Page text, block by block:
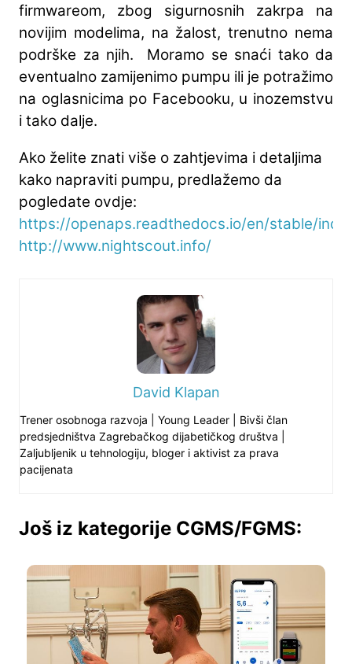
firmwareom, zbog sigurnosnih zakrpa na
novijim modelima, na žalost, trenutno nema
podrške za njih. Moramo se snaći tako da
eventualno zamijenimo pumpu ili je potražimo
na oglasnicima po Facebooku, u inozemstvu
i tako dalje.
Ako želite znati više o zahtjevima i detaljima
kako napraviti pumpu, predlažemo da
pogledate ovdje:
https://openaps.readthedocs.io/en/stable/
http://www.nightscout.info/
David Klapan
Trener osobnoga razvoja | Young Leader | Bivši član
predsjedništva Zagrebačkog dijabetičkog društva |
Zaljubljenik u tehnologiju, bloger i aktivist za prava
pacijenata
Još iz kategorije CGMS/FGMS: